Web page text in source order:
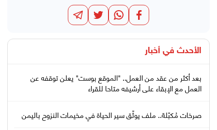
الأحدث في أخبار
بعد أكثر من عقد من العمل.. "الموقع بوست" يعلن توقفه عن
العمل مع الإبقاء على أرشيفه متاحا للقراء
صرخات مُكبّلة.. ملف يوثّق سير الحياة في مخيمات النزوح باليمن